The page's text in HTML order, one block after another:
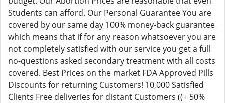
Students can afford. Our Personal Guarantee You are
covered by our same day 100% money-back guarantee
which means that if for any reason whatsoever you are
not completely satisfied with our service you get a full
no-questions asked secondary treatment with all costs
covered. Best Prices on the market FDA Approved Pills
Discounts for returning Customers! 10,000 Satisfied
Clients Free deliveries for distant Customers ((+ 50%